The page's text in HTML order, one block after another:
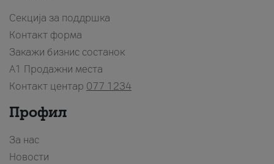
Секција за поддршка
Контакт форма
Закажи бизнис состанок
A1 Продажни места
Контакт центар 077 1234
Профил
За нас
Новости